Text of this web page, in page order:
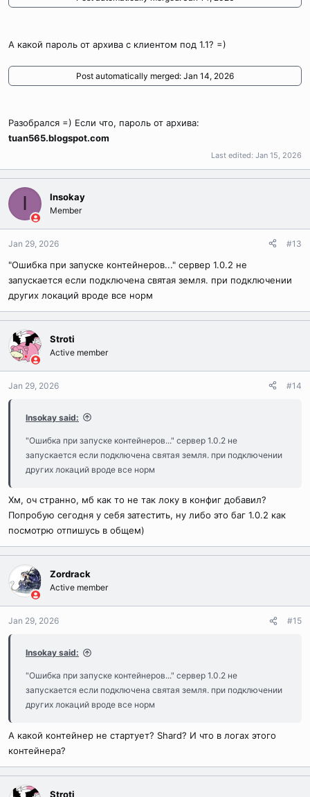
А какой пароль от архива с клиентом под 1.1? =)
Post automatically merged: Jan 14, 2026
Разобрался =) Если что, пароль от архива:
tuan565.blogspot.com
Last edited: Jan 15, 2026
I Insokay
Member
Jan 29, 2026 #13
"Ошибка при запуске контейнеров..." сервер 1.0.2 не
запускается если подключена святая земля. при подключении
других локаций вроде все норм
Stroti
Active member
Jan 29, 2026 #14
Insokay said:
"Ошибка при запуске контейнеров..." сервер 1.0.2 не
запускается если подключена святая земля. при подключении
других локаций вроде все норм
Хм, оч странно, мб как то не так локу в конфиг добавил?
Попробую сегодня у себя затестить, ну либо это баг 1.0.2 как
посмотрю отпишусь в общем)
Zordrack
Active member
Jan 29, 2026 #15
Insokay said:
"Ошибка при запуске контейнеров..." сервер 1.0.2 не
запускается если подключена святая земля. при подключении
других локаций вроде все норм
А какой контейнер не стартует? Shard? И что в логах этого
контейнера?
Stroti